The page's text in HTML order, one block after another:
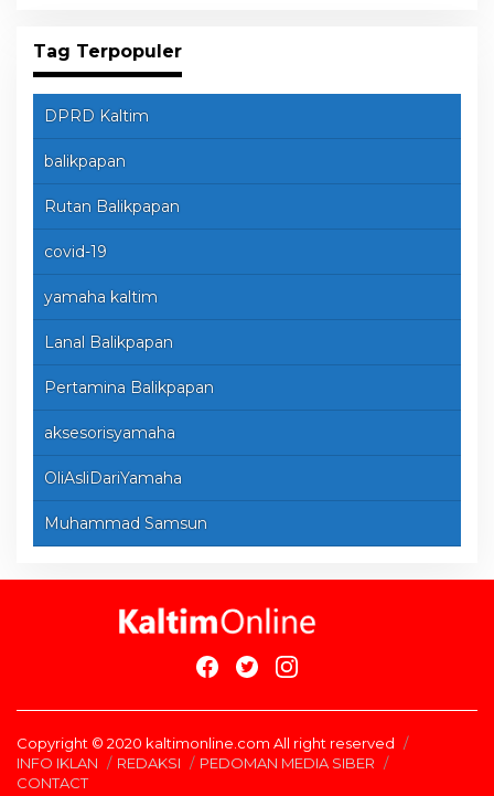
Tag Terpopuler
DPRD Kaltim
balikpapan
Rutan Balikpapan
covid-19
yamaha kaltim
Lanal Balikpapan
Pertamina Balikpapan
aksesorisyamaha
OliAsliDariYamaha
Muhammad Samsun
Copyright © 2020 kaltimonline.com All right reserved
INFO IKLAN
REDAKSI
PEDOMAN MEDIA SIBER
CONTACT